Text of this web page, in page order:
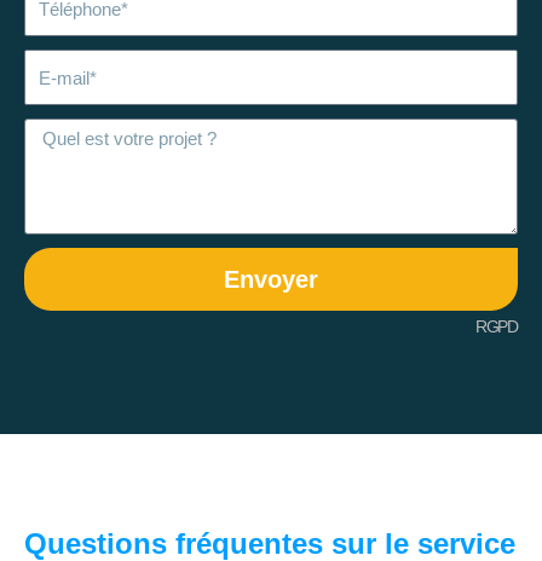
mail
Envoyer
RGPD
Questions fréquentes sur le service